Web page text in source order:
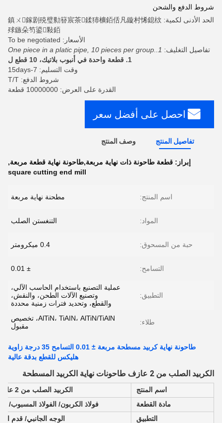
شروط الدفع والشحن
الحد الأدنى لكمية: 鎮ㄨ鎵剧殑璧勬簮宸茶鍒犻櫎銆佸凡鏇村悕鎴栨
殏鏃朵笉鍙敤銆
الأسعار: To be negotiated
تفاصيل التغليف: 1.One piece in a platic pipe, 10 pieces per group.
1. قطعة واحدة في أنبوب بلاتيك، 10 قطع ل
وقت التسليم: 7-15days
شروط الدفع: T/T
القدرة على العرض: 10000000 قطعة
احصل على أفضل سعر
تفاصيل المنتج وصف المنتج
إبراز: قطعة طاحونة ذات نهاية مربعة,طاحونة نهاية قطعة مربعة,
square cutting end mill
اسم المنتج: مطحنة نهاية مربعة
المواد: التنغستن الصلب
حبة من المسحوق: 0.4 ميكرومتر
التسامح: ± 0.01
التطبيق:
عملية التصنيع باستخدام الحاسب الآلي،
وتصنيع الآلات الطحن، والنقش،
والقطع، وتحديد فترات زمنية محددة
طلاء:
AlTiN، TiAIN، AlTiN/TiAlN، تخصيص
مقبول
طاحونة نهاية كربيد مسطحة مربعة ± 0.01 التسامح 35 درجة زاوية
هليكس للقطع بدقة عالية
الكربيد الصلب من 2 عازف طاحونات نهاية الكربيد المسطحة
اسم المنتج
الكربيد الصلب من 2 عازف طاحونات نهاية الكربيد المسطحة
مادة القطعة
فولاذ الكربون/ الفولاذ المسبوب/
التطبيق
الوجه الجانبي/ قدم